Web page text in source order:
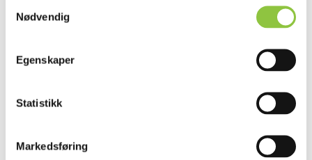
Nødvendig
Egenskaper
Statistikk
Markedsføring
Smittevern
dyre- og persontrafikk)